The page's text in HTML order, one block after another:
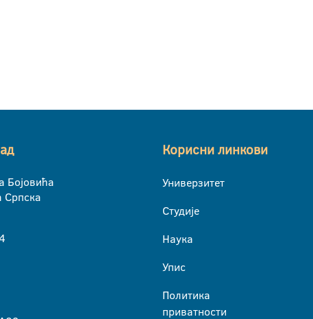
Бојовића
Српска
Корисни линкови
Универзитет
Студије
Наука
Упис
Политика
приватности